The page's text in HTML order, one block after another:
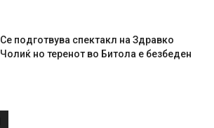
Се подготвува спектакл на Здравко
Чолиќ но теренот во Битола е безбеден